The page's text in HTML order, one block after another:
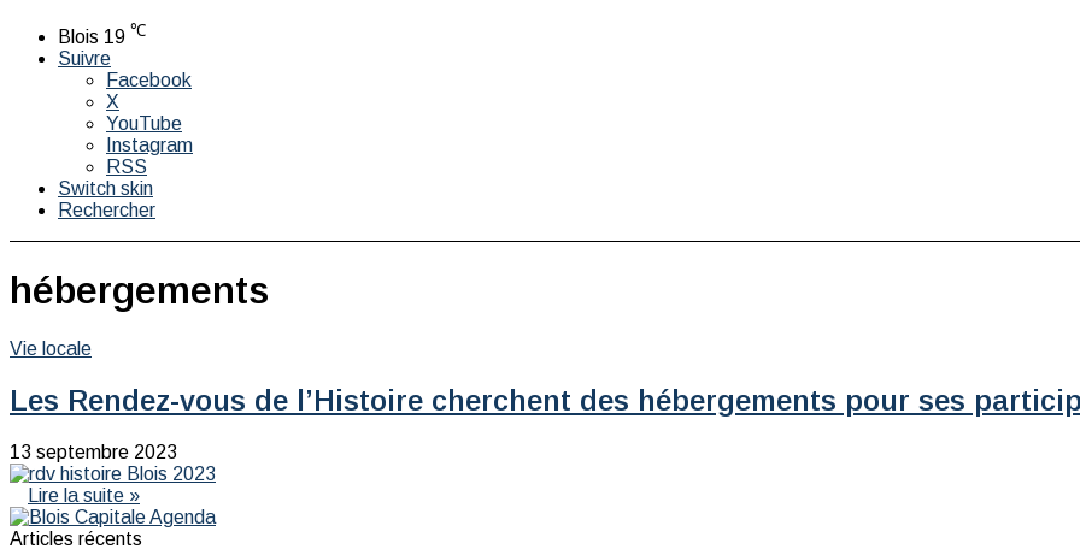
Blois 19 ℃
Suivre
Facebook
X
YouTube
Instagram
RSS
Switch skin
Rechercher
hébergements
Vie locale
Les Rendez-vous de l’Histoire cherchent des hébergements pour ses
13 septembre 2023
Lire la suite »
Articles récents